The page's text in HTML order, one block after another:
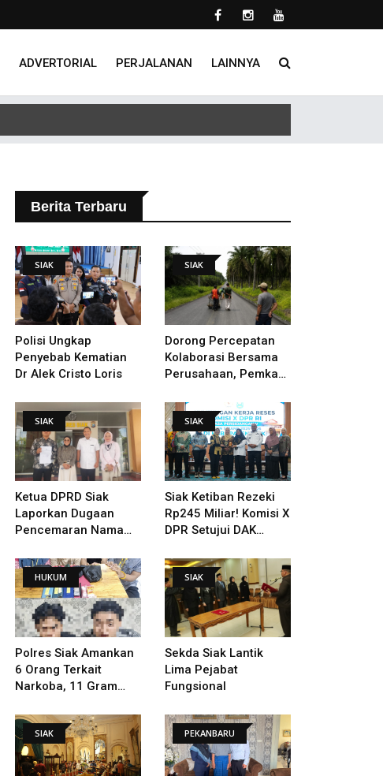
ADVERTORIAL PERJALANAN LAINNYA
Berita Terbaru
SIAK
Polisi Ungkap
Penyebab Kematian
Dr Alek Cristo Loris
SIAK
Dorong Percepatan
Kolaborasi Bersama
Perusahaan, Pemkab
KITB - Sungai Rawa
Yang Rusak
SIAK
Ketua DPRD Siak
Laporkan Dugaan
Pencemaran Nama
SIAK
Siak Ketiban Rezeki
Rp245 Miliar! Komisi X
DPR Setujui DAK
Pemugaran Istana
HUKUM
Polres Siak Amankan
6 Orang Terkait
Narkoba, 11 Gram
SIAK
Sekda Siak Lantik
Lima Pejabat
Fungsional
SIAK PEKANBARU